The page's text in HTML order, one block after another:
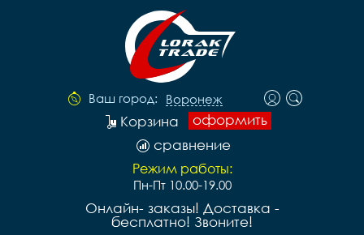
Ваш город: Воронеж
оформить
Корзина
сравнение
Режим работы:
Пн-Пт 10.00-19.00
Онлайн- заказы! Доставка -
бесплатно! Звоните!